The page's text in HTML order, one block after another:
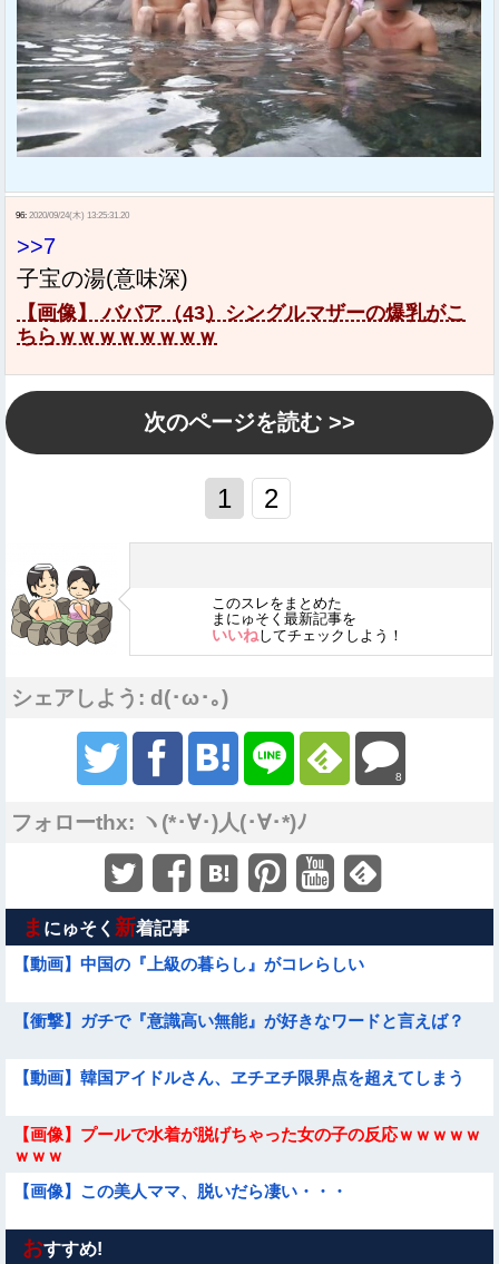
96: 2020/09/24(木) 13:25:31.20
>>7
子宝の湯(意味深)
【画像】 ババア（43）シングルマザーの爆乳がこ
ちらｗｗｗｗｗｗｗｗ
次のページを読む >>
1 2
このスレをまとめた
まにゅそく最新記事を
いいねしてチェックしよう！
シェアしよう: d(･ω･｡)
8
フォローthx: ヽ(*･∀･)人(･∀･*)ﾉ
ま にゅそく 新着記事
【動画】中国の『上級の暮らし』がコレらしい
【衝撃】ガチで『意識高い無能』が好きなワードと言えば？
【動画】韓国アイドルさん、ヱチヱチ限界点を超えてしまう
【画像】プールで水着が脱げちゃった女の子の反応ｗｗｗｗｗ
ｗｗｗ
【画像】この美人ママ、脱いだら凄い・・・
【動画】女子中学生の『チン媚びダンス』が気持ち悪い🤮
おすすめ!